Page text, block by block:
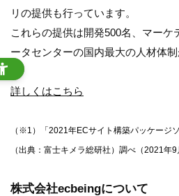
リの提供も行っています。
これらの提供は開発500名、マーケ
ータセンターの国内最大の人材体制
詳しくはこちら
（※1）「2021年ECサイト構築パッケージ
（出典：富士キメラ総研社）調べ（2021年9
株式会社ecbeingについて